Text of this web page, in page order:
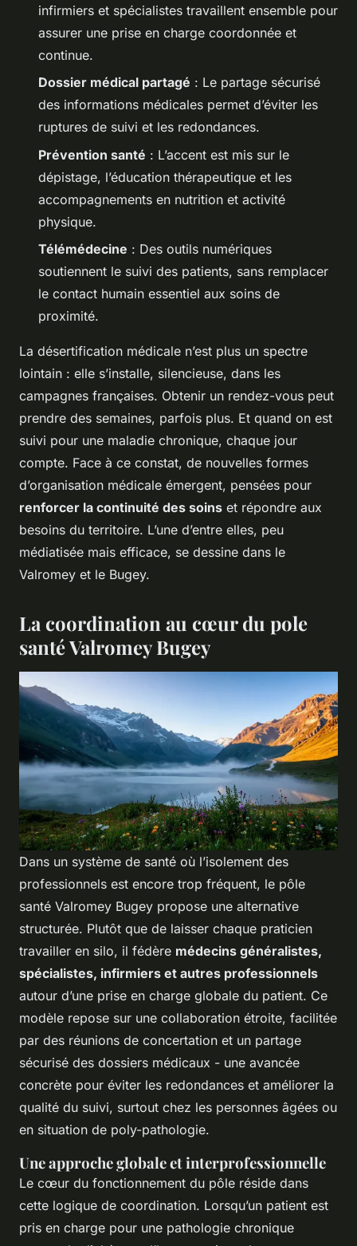
infirmiers et spécialistes travaillent ensemble pour
assurer une prise en charge coordonnée et
continue.
Dossier médical partagé : Le partage sécurisé
des informations médicales permet d’éviter les
ruptures de suivi et les redondances.
Prévention santé : L’accent est mis sur le
dépistage, l’éducation thérapeutique et les
accompagnements en nutrition et activité
physique.
Télémédecine : Des outils numériques
soutiennent le suivi des patients, sans remplacer
le contact humain essentiel aux soins de
proximité.
La désertification médicale n’est plus un spectre
lointain : elle s’installe, silencieuse, dans les
campagnes françaises. Obtenir un rendez-vous peut
prendre des semaines, parfois plus. Et quand on est
suivi pour une maladie chronique, chaque jour
compte. Face à ce constat, de nouvelles formes
d’organisation médicale émergent, pensées pour
renforcer la continuité des soins et répondre aux
besoins du territoire. L’une d’entre elles, peu
médiatisée mais efficace, se dessine dans le
Valromey et le Bugey.
La coordination au cœur du pole
santé Valromey Bugey
Dans un système de santé où l’isolement des
professionnels est encore trop fréquent, le pôle
santé Valromey Bugey propose une alternative
structurée. Plutôt que de laisser chaque praticien
travailler en silo, il fédère médecins généralistes,
spécialistes, infirmiers et autres professionnels
autour d’une prise en charge globale du patient. Ce
modèle repose sur une collaboration étroite, facilitée
par des réunions de concertation et un partage
sécurisé des dossiers médicaux - une avancée
concrète pour éviter les redondances et améliorer la
qualité du suivi, surtout chez les personnes âgées ou
en situation de poly-pathologie.
Une approche globale et interprofessionnelle
Le cœur du fonctionnement du pôle réside dans
cette logique de coordination. Lorsqu’un patient est
pris en charge pour une pathologie chronique